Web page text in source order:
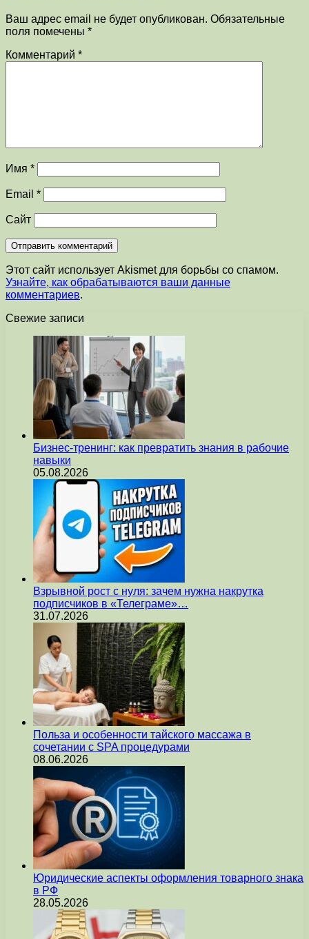
Ваш адрес email не будет опубликован. Обязательные
поля помечены *
Комментарий *
Имя *
Email *
Сайт
Этот сайт использует Akismet для борьбы со спамом.
Узнайте, как обрабатываются ваши данные
комментариев.
Свежие записи
Бизнес-тренинг: как превратить знания в рабочие
навыки
05.08.2026
Взрывной рост с нуля: зачем нужна накрутка
подписчиков в «Телеграме»…
31.07.2026
Польза и особенности тайского массажа в
сочетании с SPA процедурами
08.06.2026
Юридические аспекты оформления товарного знака
в РФ
28.05.2026